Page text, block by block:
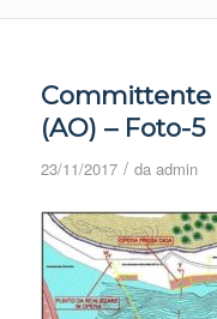
Committente
(AO) – Foto-5
23/11/2017 / da admin